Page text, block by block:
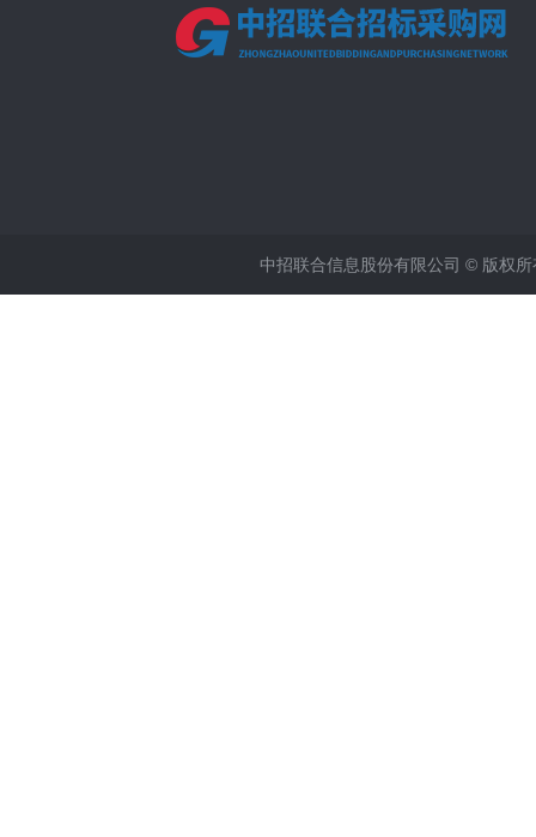
中招联合信息股份有限公司 © 版权